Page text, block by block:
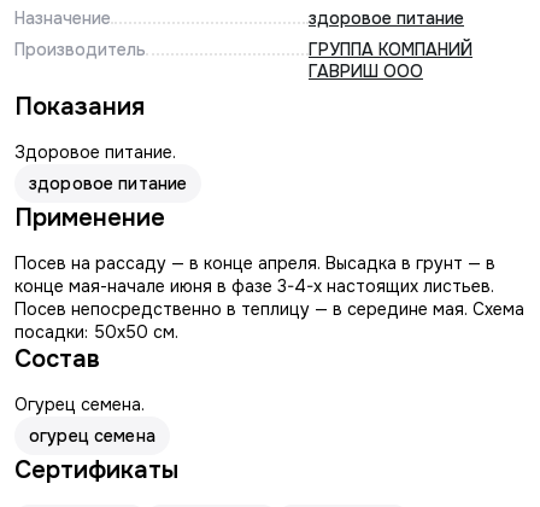
Назначение
здоровое питание
Производитель
ГРУППА КОМПАНИЙ
ГАВРИШ ООО
Показания
Здоровое питание.
здоровое питание
Применение
Посев на рассаду — в конце апреля. Высадка в грунт — в
конце мая-начале июня в фазе 3-4-х настоящих листьев.
Посев непосредственно в теплицу — в середине мая. Схема
посадки: 50х50 см.
Состав
Огурец семена.
огурец семена
Сертификаты